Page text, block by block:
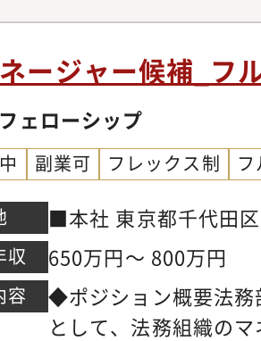
ージャー候補_フ
ェローシップ
副業可 フレックス制
■本社 東京都千代田
際ビル3階
収 650万円～ 800万円
容
◆ポジション概要法務
として、法務組織の